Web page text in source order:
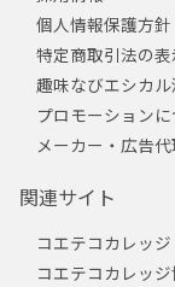
個人情報保護方針
特定商取引法の表
趣味なびエシカ
プロモーション
メーカー・広告
関連サイト
コエテコカレッジ
コエテコカレッ